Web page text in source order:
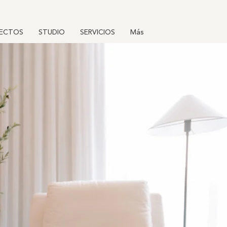
STUDIO SERVICIOS Más